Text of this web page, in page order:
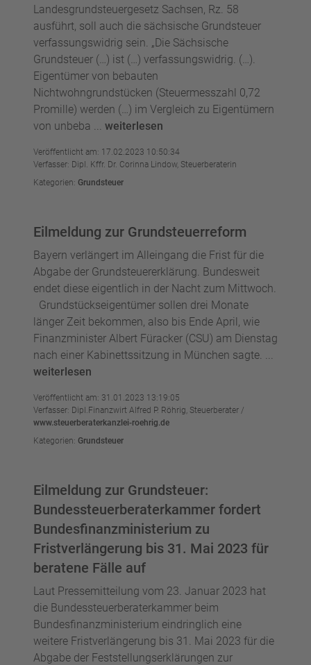
Landesgrundsteuergesetz Sachsen, Rz. 58
ausführt, soll auch die sächsische Grundsteuer
verfassungswidrig sein. „Die Sächsische
Grundsteuer (…) ist (…) verfassungswidrig. (…).
Eigentümer von bebauten
Nichtwohngrundstücken (Steuermesszahl 0,72
Promille) werden (…) im Vergleich zu Eigentümern
von unbeba ... weiterlesen
Veröffentlicht am: 17.02.2023 10:50:34
Verfasser: Dipl. Kffr. Dr. Corinna Lindow, Steuerberaterin
Kategorien: Grundsteuer
Eilmeldung zur Grundsteuerreform
Bayern verlängert im Alleingang die Frist für die
Abgabe der Grundsteuererklärung. Bundesweit
endet diese eigentlich in der Nacht zum Mittwoch.
Grundstückseigentümer sollen drei Monate
länger Zeit bekommen, also bis Ende April, wie
Finanzminister Albert Füracker (CSU) am Dienstag
nach einer Kabinettssitzung in München sagte. ...
weiterlesen
Veröffentlicht am: 31.01.2023 13:19:05
Verfasser: Dipl.Finanzwirt Alfred P. Röhrig, Steuerberater /
www.steuerberaterkanzlei-roehrig.de
Kategorien: Grundsteuer
Eilmeldung zur Grundsteuer:
Bundessteuerberaterkammer fordert
Bundesfinanzministerium zu
Fristverlängerung bis 31. Mai 2023 für
beratene Fälle auf
Laut Pressemitteilung vom 23. Januar 2023 hat
die Bundessteuerberaterkammer beim
Bundesfinanzministerium eindringlich eine
weitere Fristverlängerung bis 31. Mai 2023 für die
Abgabe der Feststellungserklärungen zur